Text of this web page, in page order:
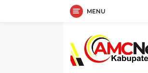
MENU